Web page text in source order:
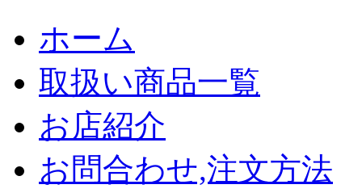
ホーム
取扱い商品一覧
お店紹介
お問合わせ,注文方法